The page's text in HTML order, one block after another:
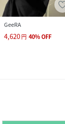
GeeRA
4,620円 40%OFF